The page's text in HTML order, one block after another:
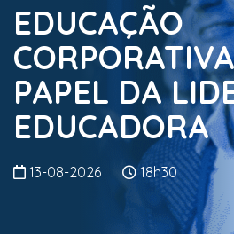
EDUCAÇÃO
PAPEL DA
EDUCADORA
13-08-2026 18h30